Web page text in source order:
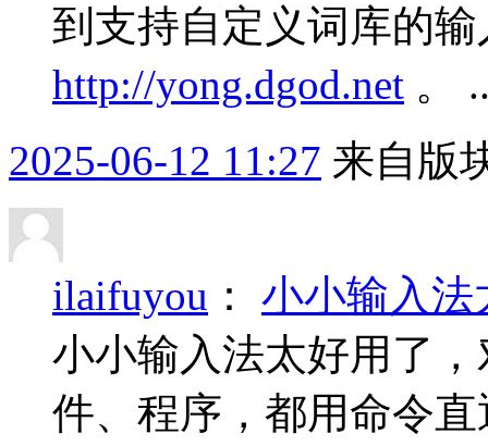
到支持自定义词库的
http://yong.dgod.net 。
2025-06-12 11:27 来自版
ilaifuyou ： 小小输入法
小小输入法太好用了
件、程序，都用命令